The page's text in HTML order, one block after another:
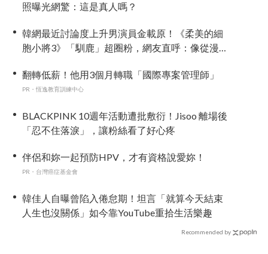
照曝光網驚：這是真人嗎？
韓網最近討論度上升男演員金載原！《柔美的細
胞小將3》「馴鹿」超圈粉，網友直呼：像從漫畫
翻轉低薪！他用3個月轉職「國際專案管理師」
PR・恆逸教育訓練中心
BLACKPINK 10週年活動遭批敷衍！Jisoo 離場後
「忍不住落淚」，讓粉絲看了好心疼
伴侶和妳一起預防HPV，才有資格說愛妳！
PR・台灣癌症基金會
韓佳人自曝曾陷入倦怠期！坦言「就算今天結束
人生也沒關係」如今靠YouTube重拾生活樂趣
Recommended by